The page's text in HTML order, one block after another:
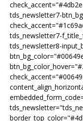
tds_newsletter7-
tds_newsletter7-
tds_newsletter8-